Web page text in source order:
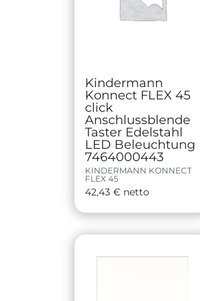
Kindermann
Konnect FLEX 45
click
Anschlussblende
Taster Edelstahl
LED Beleuchtung
7464000443
KINDERMANN KONNECT
FLEX 45
42,43 € netto